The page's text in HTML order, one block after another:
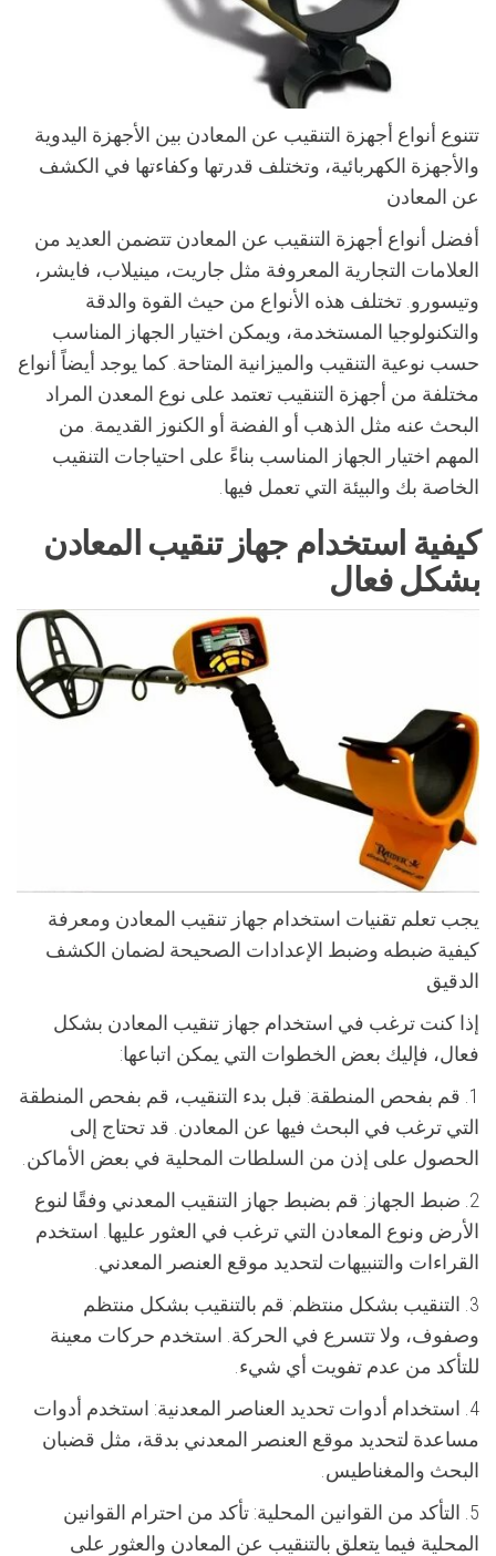
تتنوع أنواع أجهزة التنقيب عن المعادن بين الأجهزة اليدوية
والأجهزة الكهربائية، وتختلف قدرتها وكفاءتها في الكشف
عن المعادن
أفضل أنواع أجهزة التنقيب عن المعادن تتضمن العديد من
العلامات التجارية المعروفة مثل جاريت، مينيلاب، فايشر،
وتيسورو. تختلف هذه الأنواع من حيث القوة والدقة
والتكنولوجيا المستخدمة، ويمكن اختيار الجهاز المناسب
حسب نوعية التنقيب والميزانية المتاحة. كما يوجد أيضاً أنواع
مختلفة من أجهزة التنقيب تعتمد على نوع المعدن المراد
البحث عنه مثل الذهب أو الفضة أو الكنوز القديمة. من
المهم اختيار الجهاز المناسب بناءً على احتياجات التنقيب
الخاصة بك والبيئة التي تعمل فيها.
كيفية استخدام جهاز تنقيب المعادن
بشكل فعال
يجب تعلم تقنيات استخدام جهاز تنقيب المعادن ومعرفة
كيفية ضبطه وضبط الإعدادات الصحيحة لضمان الكشف
الدقيق
إذا كنت ترغب في استخدام جهاز تنقيب المعادن بشكل
فعال، فإليك بعض الخطوات التي يمكن اتباعها:
1. قم بفحص المنطقة: قبل بدء التنقيب، قم بفحص المنطقة
التي ترغب في البحث فيها عن المعادن. قد تحتاج إلى
الحصول على إذن من السلطات المحلية في بعض الأماكن.
2. ضبط الجهاز: قم بضبط جهاز التنقيب المعدني وفقًا لنوع
الأرض ونوع المعادن التي ترغب في العثور عليها. استخدم
القراءات والتنبيهات لتحديد موقع العنصر المعدني.
3. التنقيب بشكل منتظم: قم بالتنقيب بشكل منتظم
وصفوف، ولا تتسرع في الحركة. استخدم حركات معينة
للتأكد من عدم تفويت أي شيء.
4. استخدام أدوات تحديد العناصر المعدنية: استخدم أدوات
مساعدة لتحديد موقع العنصر المعدني بدقة، مثل قضبان
البحث والمغناطيس.
5. التأكد من القوانين المحلية: تأكد من احترام القوانين
المحلية فيما يتعلق بالتنقيب عن المعادن والعثور على